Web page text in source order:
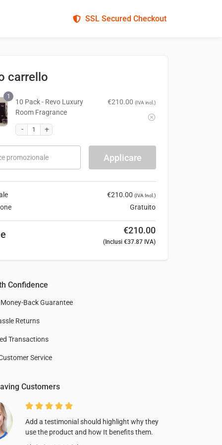
SSL Secured Checkout
carrello
1
10 Pack - Revo Luxury
Room Fragrance
€210.00 (IVA incl.)
promozionale Applicare
€210.00 (IVA Incl.)
Gratuito
€210.00
(inclusi€37.87 IVA)
Confidence
Money-Back Guarantee
Returns
Transactions
Service
Customers
Add a testimonial should highlight why they
use the product and how It benefits them.